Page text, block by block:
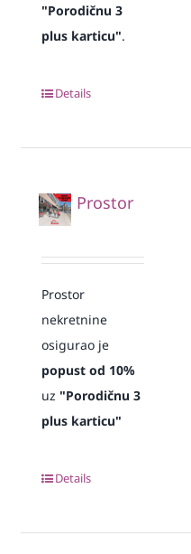
"Porodičnu 3
plus karticu".
Details
Prostor
Prostor
nekretnine
osigurao je
popust od 10%
uz "Porodičnu 3
plus karticu"
Details